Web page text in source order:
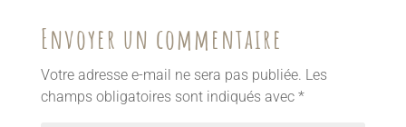
Envoyer un commentaire
Votre adresse e-mail ne sera pas publiée. Les
champs obligatoires sont indiqués avec *